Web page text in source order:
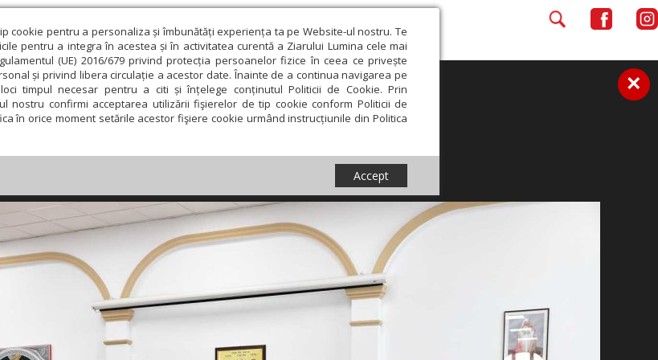
cookie pentru a personaliza și îmbunătăți experiența ta pe Website-ul nostru. Te
pentru a integra în acestea și în activitatea curentă a Ziarului Lumina cele mai
(UE) 2016/679 privind protecția persoanelor fizice în ceea ce privește
și privind libera circulație a acestor date. Înainte de a continua navigarea pe
timpul necesar pentru a citi și înțelege conținutul Politicii de Cookie. Prin
nostru confirmi acceptarea utilizării fişierelor de tip cookie conform Politicii de
în orice moment setările acestor fişiere cookie urmând instrucțiunile din Politica
Accept
×